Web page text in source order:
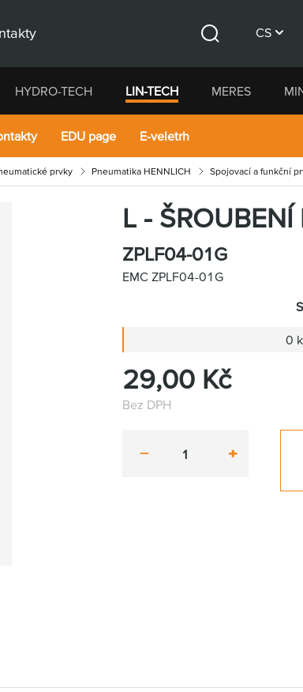
CS
HYDRO-TECH LIN-TECH MERES
EDU page E-veletrh
prvky Pneumatika HENNLICH Spojovací a funkční
L - ŠROUBENÍ
ZPLF04-01G
EMC ZPLF04-01G
0
29,00 Kč
Bez DPH
plus